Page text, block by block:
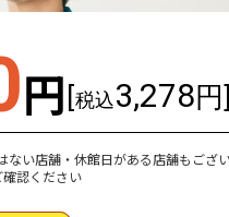
円 [税込3,278円]
ない店舗・休館日がある店舗もござ
確認ください